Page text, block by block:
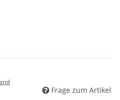
Frage zum Artikel